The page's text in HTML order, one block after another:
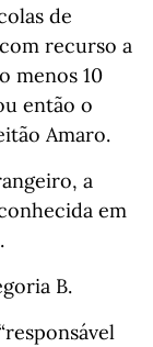
de
recurso a
menos 10
então o
Amaro.
a
em
B.